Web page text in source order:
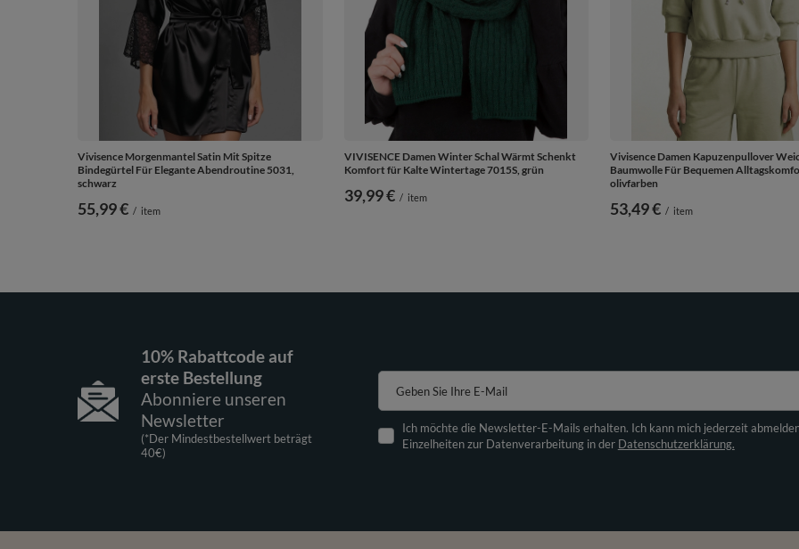
Vivisence Morgenmantel Satin Mit Spitze
Bindegürtel Für Elegante Abendroutine 5031,
schwarz
55,99 € / item
VIVISENCE Damen Winter Schal Wärmt Schenkt
Komfort für Kalte Wintertage 7015S, grün
39,99 € / item
Vivisence Damen Kapuzenpullover
Baumwolle Für Bequemen
olivfarben
53,49 € / item
10% Rabattcode auf
erste Bestellung
Abonniere unseren
Newsletter
(*Der Mindestbestellwert beträgt
40€)
Geben Sie Ihre E-Mail
Ich möchte die Newsletter-E-Mails erhalten. Ich kann mich jederzeit
Einzelheiten zur Datenverarbeitung in der Datenschutzerklärung.